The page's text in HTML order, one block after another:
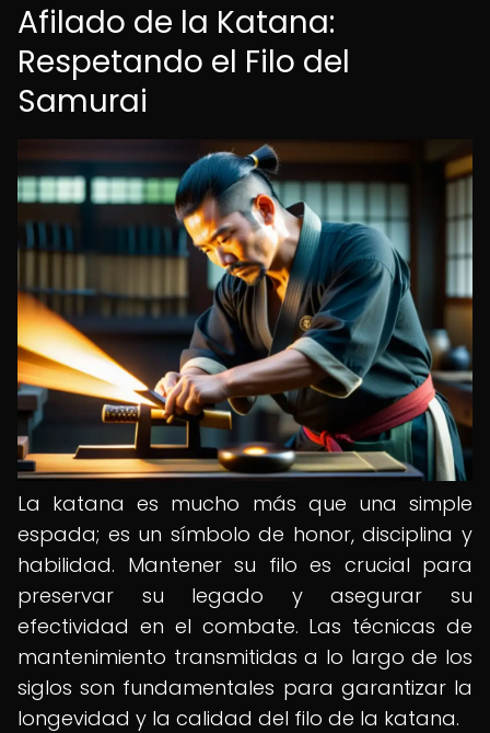
Afilado de la Katana:
Respetando el Filo del
Samurai
La katana es mucho más que una simple
espada; es un símbolo de honor, disciplina y
habilidad. Mantener su filo es crucial para
preservar su legado y asegurar su
efectividad en el combate. Las técnicas de
mantenimiento transmitidas a lo largo de los
siglos son fundamentales para garantizar la
longevidad y la calidad del filo de la katana.